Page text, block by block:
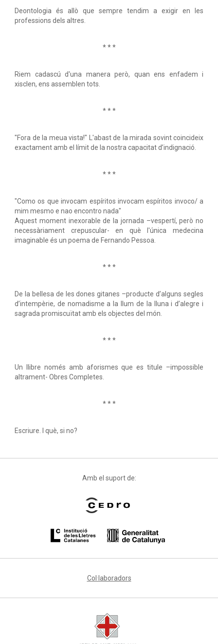
Deontologia és allò que sempre tendim a exigir en les
professions dels altres.
* * *
Riem cadascú d'una manera però, quan ens enfadem i
xisclen, ens assemblen tots.
* * *
"Fora de la meua vista!" L'abast de la mirada sovint coincideix
exactament amb el límit de la nostra capacitat d’indignació.
* * *
"Como os que invocam espíritos invocam espíritos invoco/ a
mim mesmo e nao encontro nada"
Aquest moment inexorable de la jornada –vespertí, però no
necessàriament crepuscular- en què l'única medecina
imaginable és un poema de Fernando Pessoa.
* * *
De la bellesa de les dones gitanes –producte d’alguns segles
d’intempèrie, de nomadisme a la llum de la lluna i d’alegre i
sagrada promiscuïtat amb els objectes del món.
* * *
Un llibre només amb aforismes que es titule –impossible
altrament- Obres Completes.
* * *
Escriure. I què, si no?
Amb el suport de:
Col·laboradors